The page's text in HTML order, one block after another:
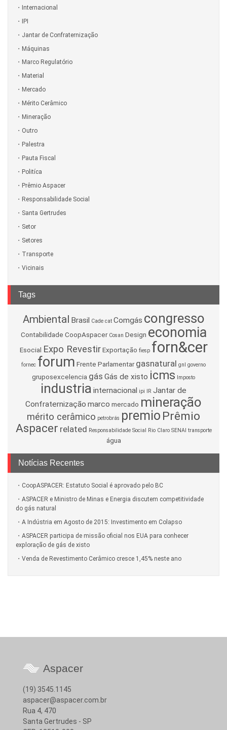
Internacional
IPI
Jantar de Confraternização
Máquinas
Marco Regulatório
Material
Mercado
Mérito Cerâmico
Mineração
Outro
Palestra
Pauta Fiscal
Politíca
Prêmio Aspacer
Responsabilidade Social
Santa Gertrudes
Setor
Setores
Transporte
Vicinais
Tags
Ambiental Brasil Cade cat Comgás congresso
Contabilidade CoopAspacer Cosan Design economia
Esocial Expo Revestir Exportação fiesp forn&cer
fornec forum Frente Parlamentar gasnatural gnl governo
gruposexcelencia gás Gás de xisto icms Imposto
industria internacional ipi IR Jantar de
Confraternização marco mercado mineração
mérito cerâmico petrobrás premio Prêmio
Aspacer related Responsabilidade Social Rio Claro SENAI transporte
água
Notícias Recentes
CoopASPACER: Estatuto Social é aprovado pelo BC
ASPACER e Ministro de Minas e Energia discutem competitividade
do gás natural
A Indústria em Agosto de 2015: Investimento em Colapso
ASPACER participa de missão oficial nos EUA para conhecer
exploração de gás de xisto
Venda de Revestimento Cerâmico cresce 1,45% neste ano
Aspacer
(19) 3545.1145
aspacer@aspacer.com.br
Rua 4, 470
Santa Gertrudes - SP